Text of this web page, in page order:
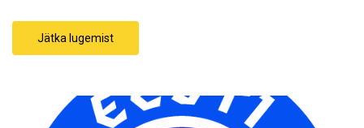
Jätka lugemist